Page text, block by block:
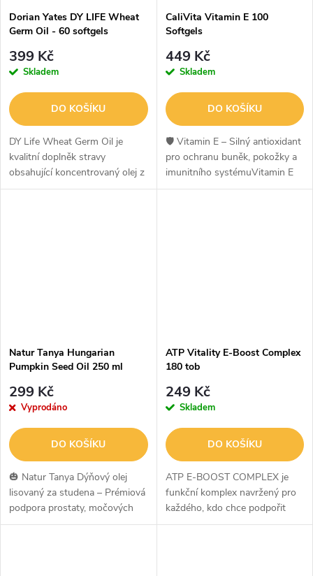
Dorian Yates DY LIFE Wheat
Germ Oil - 60 softgels
399 Kč
Skladem
DO KOŠÍKU
DY Life Wheat Germ Oil je
kvalitní doplněk stravy
obsahující koncentrovaný olej z
pšeničných klíčků, který je
CaliVita Vitamin E 100
Softgels
449 Kč
Skladem
DO KOŠÍKU
🛡️ Vitamin E – Silný antioxidant
pro ochranu buněk, pokožky a
imunitního systémuVitamin E
patří mezi nejvýznamnější
Natur Tanya Hungarian
Pumpkin Seed Oil 250 ml
299 Kč
Vyprodáno
DO KOŠÍKU
🎃 Natur Tanya Dýňový olej
lisovaný za studena – Prémiová
podpora prostaty, močových
cest a vitalityNatur Tanya
ATP Vitality E-Boost Complex
180 tob
249 Kč
Skladem
DO KOŠÍKU
ATP E-BOOST COMPLEX je
funkční komplex navržený pro
každého, kdo chce podpořit
energii, mentální výkon, imunitu